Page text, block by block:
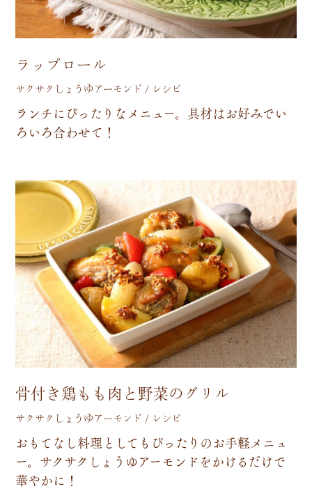
ラップロール
サクサクしょうゆアーモンド / レシピ
ラ ンチに ぴっ た り なメ ニ ュー。 具材はお好みでい
ろいろ合わせて ！
骨付き鶏もも肉と野菜のグリル
サクサクしょうゆアーモンド / レシピ
お も て な し料理と して も ぴっ た り のお手軽メ ニ ュ
ー。 サクサク し ょ う ゆアーモ ン ドをかける だけで
華やかに ！